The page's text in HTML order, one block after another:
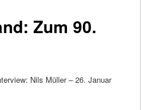
Zum 90.
Nils Müller – 26. Januar